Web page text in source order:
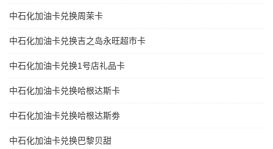
中石化加油卡兑换周茉卡
中石化加油卡兑换吉之岛永旺超市卡
中石化加油卡兑换1号店礼品卡
中石化加油卡兑换哈根达斯卡
中石化加油卡兑换哈根达斯劵
中石化加油卡兑换巴黎贝甜